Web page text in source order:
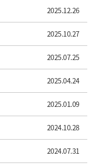
2025.12.26
2025.10.27
2025.07.25
2025.04.24
2025.01.09
2024.10.28
2024.07.31